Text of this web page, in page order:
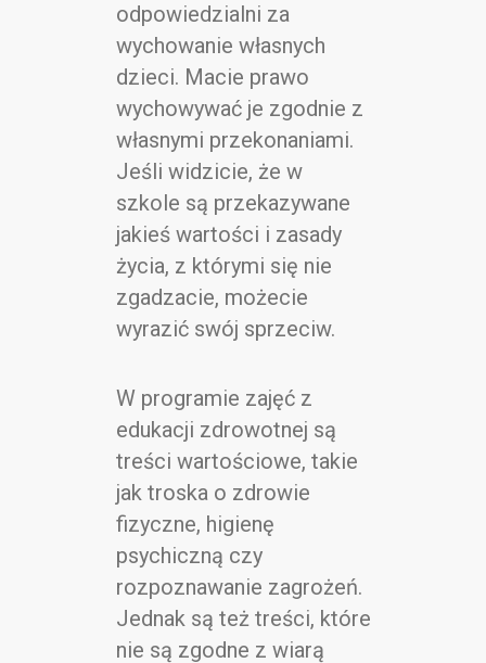
odpowiedzialni za
wychowanie własnych
dzieci. Macie prawo
wychowywać je zgodnie z
własnymi przekonaniami.
Jeśli widzicie, że w
szkole są przekazywane
jakieś wartości i zasady
życia, z którymi się nie
zgadzacie, możecie
wyrazić swój sprzeciw.
W programie zajęć z
edukacji zdrowotnej są
treści wartościowe, takie
jak troska o zdrowie
fizyczne, higienę
psychiczną czy
rozpoznawanie zagrożeń.
Jednak są też treści, które
nie są zgodne z wiarą